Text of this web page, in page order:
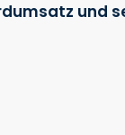
und